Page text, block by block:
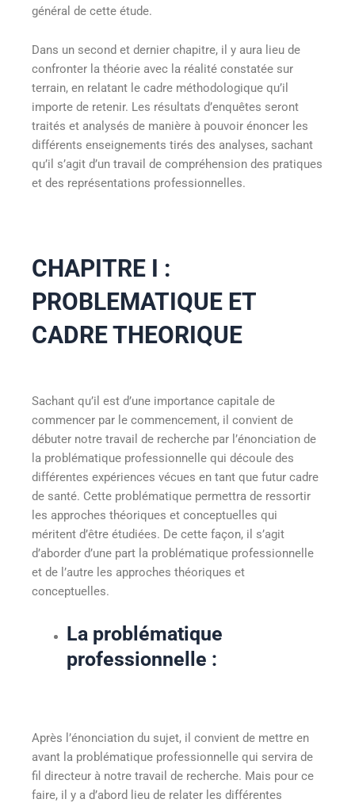
général de cette étude.
Dans un second et dernier chapitre, il y aura lieu de
confronter la théorie avec la réalité constatée sur
terrain, en relatant le cadre méthodologique qu’il
importe de retenir. Les résultats d’enquêtes seront
traités et analysés de manière à pouvoir énoncer les
différents enseignements tirés des analyses, sachant
qu’il s’agit d’un travail de compréhension des pratiques
et des représentations professionnelles.
CHAPITRE I :
PROBLEMATIQUE ET
CADRE THEORIQUE
Sachant qu’il est d’une importance capitale de
commencer par le commencement, il convient de
débuter notre travail de recherche par l’énonciation de
la problématique professionnelle qui découle des
différentes expériences vécues en tant que futur cadre
de santé. Cette problématique permettra de ressortir
les approches théoriques et conceptuelles qui
méritent d’être étudiées. De cette façon, il s’agit
d’aborder d’une part la problématique professionnelle
et de l’autre les approches théoriques et
conceptuelles.
La problématique
professionnelle :
Après l’énonciation du sujet, il convient de mettre en
avant la problématique professionnelle qui servira de
fil directeur à notre travail de recherche. Mais pour ce
faire, il y a d’abord lieu de relater les différentes